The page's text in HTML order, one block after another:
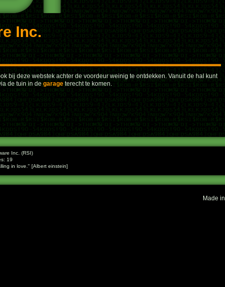
Inc. (RSI)
19
in love.
[Albert einstein]
Inc.
bij deze webstek achter de voordeur weinig te ontdekken. Vanuit de hal kunt
de tuin in degarageterecht te komen.
Made in